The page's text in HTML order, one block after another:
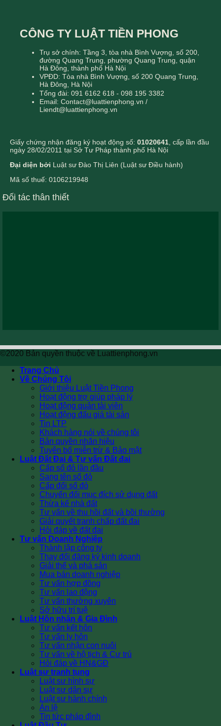
CÔNG TY LUẬT TIỀN PHONG
Trụ sở chính: Tầng 3, tòa nhà Bình Vượng, số 200,
đường Quang Trung, phường Quang Trung, quận
Hà Đông, thành phố Hà Nội
VPĐD: Tòa nhà Bình Vượng, số 200 Quang Trung,
Hà Đông, Hà Nội
Tổng đài: 091 6162 618 - 098 195 3382
Email: Contact@luattienphong.vn /
Liendt@luattienphong.vn
Giấy chứng nhận đăng ký hoạt động số: 01020641, cấp lần đầu
ngày 28/02/2011 tại Sở Tư Pháp thành phố Hà Nội
Đại diện bởi Luật sư Đào Thị Liên (Luật sư Điều hành)
Mã số thuế: 0106219948
Đối tác thân thiết
©2020 Bản quyền thuộc về Luattienphong.vn
Trang Chủ
Về Chúng Tôi
Giới thiệu Luật Tiền Phong
Hoạt động trợ giúp pháp lý
Hoạt động quản tài viên
Hoạt động đấu giá tài sản
Tin LTP
Khách hàng nói về chúng tôi
Bản quyền nhãn hiệu
Tuyên bố miễn trừ & Bảo mật
Luật Đất Đai & Tư vấn Đất đai
Cấp sổ đỏ lần đầu
Sang tên sổ đỏ
Cấp đổi sổ đỏ
Chuyển đổi mục đích sử dụng đất
Thừa kế nhà đất
Tư vấn về thu hồi đất và bồi thường
Giải quyết tranh chấp đất đai
Hỏi đáp về đất đai
Tư vấn Doanh Nghiệp
Thành lập công ty
Thay đổi đăng ký kinh doanh
Giải thể và phá sản
Mua bán doanh nghiệp
Tư vấn hợp đồng
Tư vấn lao động
Tư vấn thường xuyên
Sở hữu trí tuệ
Luật Hôn nhân & Gia Đình
Tư vấn kết hôn
Tư vấn ly hôn
Tư vấn nhận con nuôi
Tư vấn về hộ tịch & Cư trú
Hỏi đáp về HN&GĐ
Luật sư tranh tụng
Luật sư hình sự
Luật sư dân sự
Luật sư hành chính
Án lệ
Tin tức pháp đình